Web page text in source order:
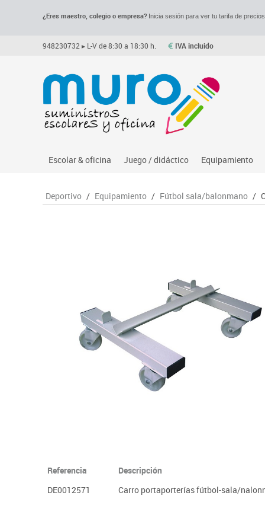
¿Eres maestro, colegio o empresa?Inicia sesión para ver tu tarifa de precios.
948230732 ▸ L-V de 8:30 a 18:30 h. IVA incluido
Escolar & oficina
Archivo
Material escolar
Plastifica, encuaderna, destruye
Papel y manipulados
Juego / didáctico
Asociación y atención
Juegos heurísticos
Juegos de mesa
Juegos simbólicos
Equipamiento
Despachos y
Sillas, bancos y
Deportivo / Equipamiento / Fútbol sala/balonmano /
Referencia Descripción
DE0012571
Carro portaporterías fútbol-sala/